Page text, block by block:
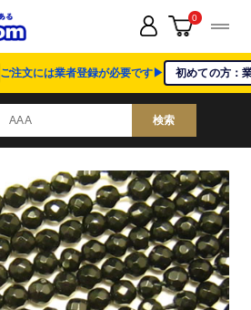
ご注文には業者登録が必要です▶ 初めての方：
検索
0